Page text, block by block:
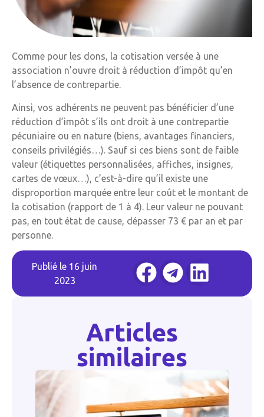
Comme pour les dons, la cotisation versée à une
association n’ouvre droit à réduction d’impôt qu’en
l’absence de contrepartie.
Ainsi, vos adhérents ne peuvent pas bénéficier d’une
réduction d’impôt s’ils ont droit à une contrepartie
pécuniaire ou en nature (biens, avantages financiers,
conseils privilégiés…). Sauf si ces biens sont de faible
valeur (étiquettes personnalisées, affiches, insignes,
cartes de vœux…), c’est-à-dire qu’il existe une
disproportion marquée entre leur coût et le montant de
la cotisation (rapport de 1 à 4). Leur valeur ne pouvant
pas, en tout état de cause, dépasser 73 € par an et par
personne.
Publié le 16 juin
2023
Articles
similaires